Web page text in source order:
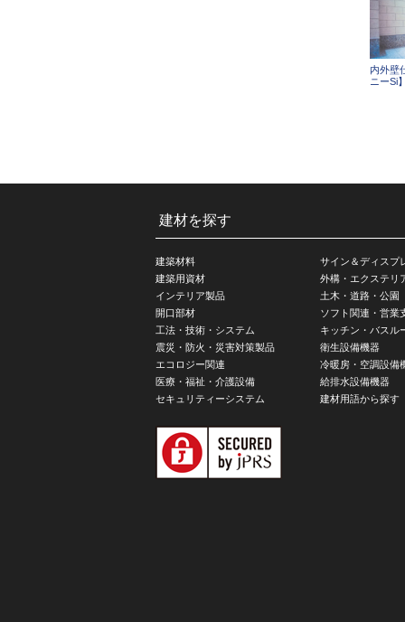
内外壁
ニーSi
建材を探す
建築材料
建築用資材
インテリア製品
開口部材
工法・技術・システム
震災・防火・災害対策製品
エコロジー関連
医療・福祉・介護設備
セキュリティーシステム
サイン＆ディスプ
外構・エクステリ
土木・道路・公園
ソフト関連・営業
キッチン・バスル
衛生設備機器
冷暖房・空調設備
給排水設備機器
建材用語から探す